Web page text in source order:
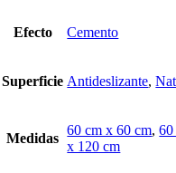
Efecto Cemento
Superficie Antideslizante,
Medidas
60 cm x 60 cm,
x 120 cm